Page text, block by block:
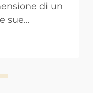
di un
sue
diesel è